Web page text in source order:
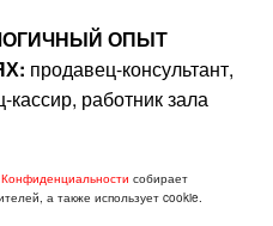
ОПЫТ
продавец-консультант,
работник зала
ДЛЯ ВАС
собирает
а также использует cookie.